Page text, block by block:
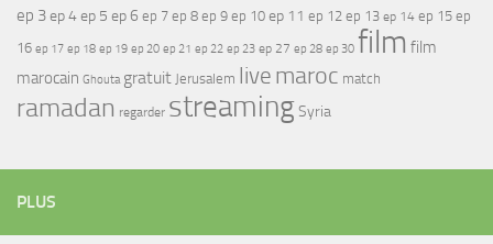
ep 3ep 4ep 5 ep 6 ep 7 ep 8 ep 9 ep 10 ep 11 ep 12 ep 13 ep 14 ep 15 ep
16 ep 17 ep 18 ep 19 ep 20 ep 21 ep 22 ep 23 ep 27 ep 28 ep 30 film film
marocain Ghouta gratuit Jerusalem live maroc match
ramadan regarder streamingSyria
PLUS